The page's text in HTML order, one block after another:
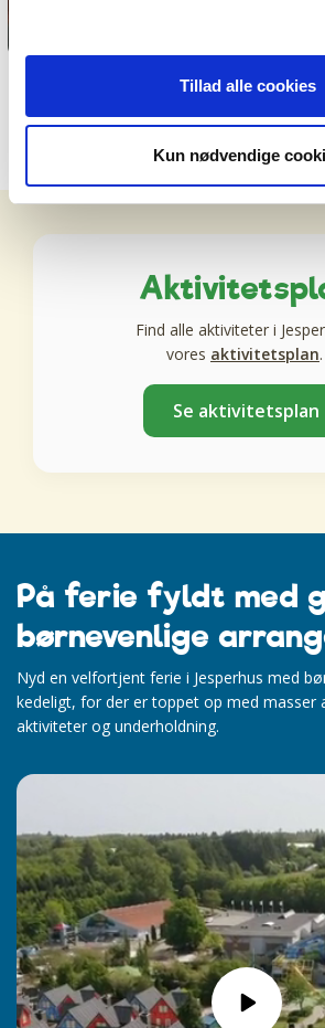
Tillad alle cookies
Kun nødvendige
Find alle aktiviteter i
vores aktivitetsplan.
Se aktivitetsplan
På ferie fyldt med
børnevenlige
Nyd en velfortjent ferie i Jesperhus med
kedeligt, for der er toppet op med masser
aktiviteter og underholdning.